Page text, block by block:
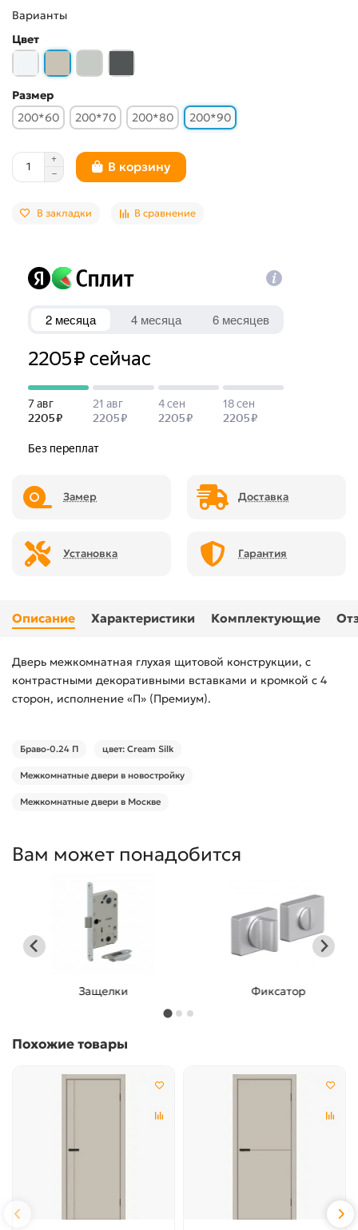
Варианты
Цвет
Размер
200*60
200*70 200*80 200*90
В корзину
В закладки В сравнение
Замер Доставка
Установка Гарантия
Описание Характеристики Комплектующие
Дверь межкомнатная глухая щитовой конструкции, с
контрастными декоративными вставками и кромкой с 4
сторон, исполнение «П» (Премиум).
Браво-0.24 П цвет: Cream Silk
Межкомнатные двери в новостройку
Межкомнатные двери в Москве
Вам может понадобится
Защелки Фиксатор
Похожие товары